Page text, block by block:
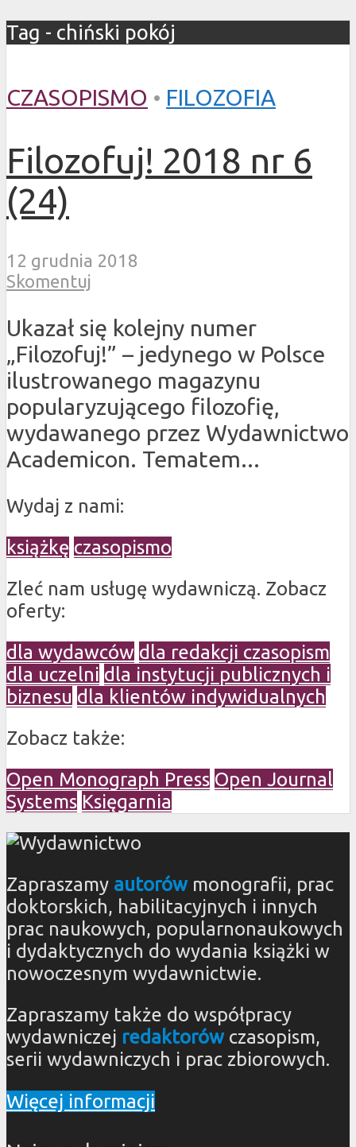
Tag - chiński pokój
CZASOPISMO • FILOZOFIA
Filozofuj! 2018 nr 6
(24)
12 grudnia 2018
Skomentuj
Ukazał się kolejny numer
„Filozofuj!” – jedynego w Polsce
ilustrowanego magazynu
popularyzującego filozofię,
wydawanego przez Wydawnictwo
Academicon. Tematem...
Wydaj z nami:
książkę czasopismo
Zleć nam usługę wydawniczą. Zobacz
oferty:
dla wydawców dla redakcji czasopism
dla uczelni dla instytucji publicznych i
biznesu dla klientów indywidualnych
Zobacz także:
Open Monograph Press Open Journal
Systems Księgarnia
Zapraszamy autorówmonografii, prac
doktorskich, habilitacyjnych i innych
prac naukowych, popularnonaukowych
i dydaktycznych do wydania książki w
nowoczesnym wydawnictwie.
Zapraszamy także do współpracy
wydawniczej redaktorówczasopism,
serii wydawniczych i prac zbiorowych.
Więcej informacji